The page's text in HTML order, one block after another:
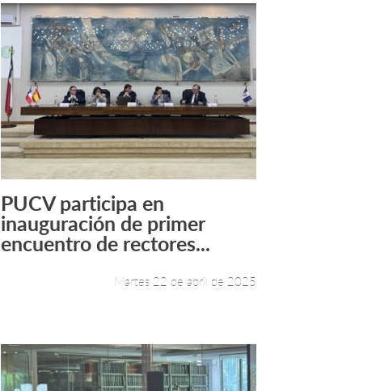
Leer más +
PUCV participa en
inauguración de primer
encuentro de rectores...
Martes 22 de abril de 2025